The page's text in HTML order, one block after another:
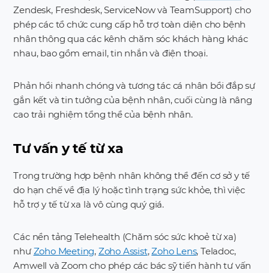
Zendesk, Freshdesk, ServiceNow và TeamSupport) cho
phép các tổ chức cung cấp hỗ trợ toàn diện cho bệnh
nhân thông qua các kênh chăm sóc khách hàng khác
nhau, bao gồm email, tin nhắn và điện thoại.
Phản hồi nhanh chóng và tương tác cá nhân bồi đắp sự
gắn kết và tin tưởng của bệnh nhân, cuối cùng là nâng
cao trải nghiệm tổng thể của bệnh nhân.
Tư vấn y tế từ xa
Trong trường hợp bệnh nhân không thể đến cơ sở y tế
do hạn chế về địa lý hoặc tình trạng sức khỏe, thì việc
hỗ trợ y tế từ xa là vô cùng quý giá.
Các nền tảng Telehealth (Chăm sóc sức khoẻ từ xa)
như Zoho Meeting, Zoho Assist,Zoho Lens, Teladoc,
Amwell và Zoom cho phép các bác sỹ tiến hành tư vấn